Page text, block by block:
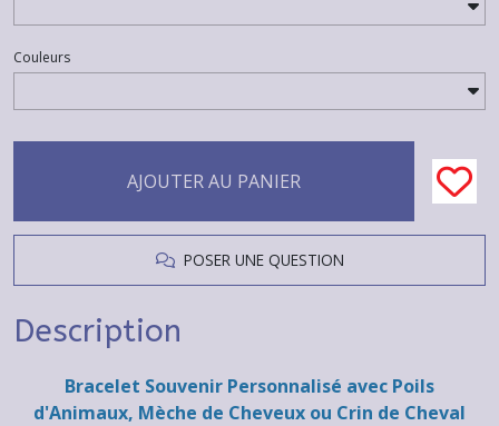
Couleurs
AJOUTER AU PANIER
POSER UNE QUESTION
Description
Bracelet Souvenir Personnalisé avec Poils
d'Animaux, Mèche de Cheveux ou Crin de Cheval